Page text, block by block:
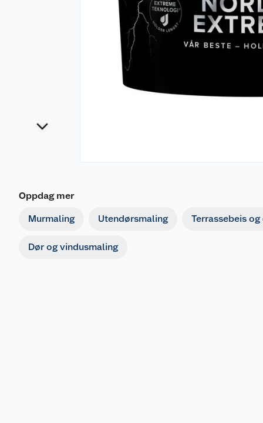
Oppdag mer
Murmaling Utendørsmaling Terrassebeis
Dør og vindusmaling